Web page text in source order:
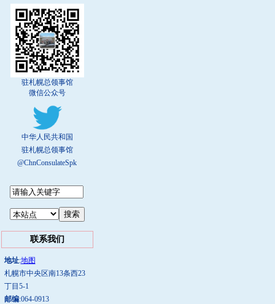
驻札幌总领事馆
微信公众号
中华人民共和国
驻札幌总领事馆
@ChnConsulateSpk
联系我们
地址:地图
札幌市中央区南13条西23
丁目5-1
邮编:064-0913